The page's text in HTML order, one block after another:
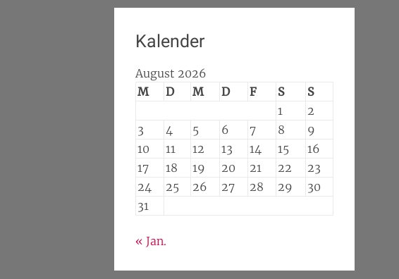
Kalender
August 2026
M
D M D F S
S
1
2
3
4 5 6 7 8
9
10
11 12 13 14 15
16
17
18 19 20 21 22
23
24
25 26 27 28 29
30
31
« Jan.